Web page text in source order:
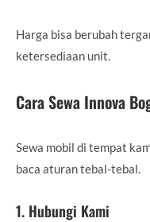
Harga bisa berubah
ketersediaan unit.
Cara Sewa Innova
Sewa mobil di tempat
baca aturan tebal-tebal.
1. Hubungi Kami